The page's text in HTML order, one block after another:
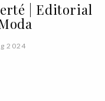
| Editorial
2024